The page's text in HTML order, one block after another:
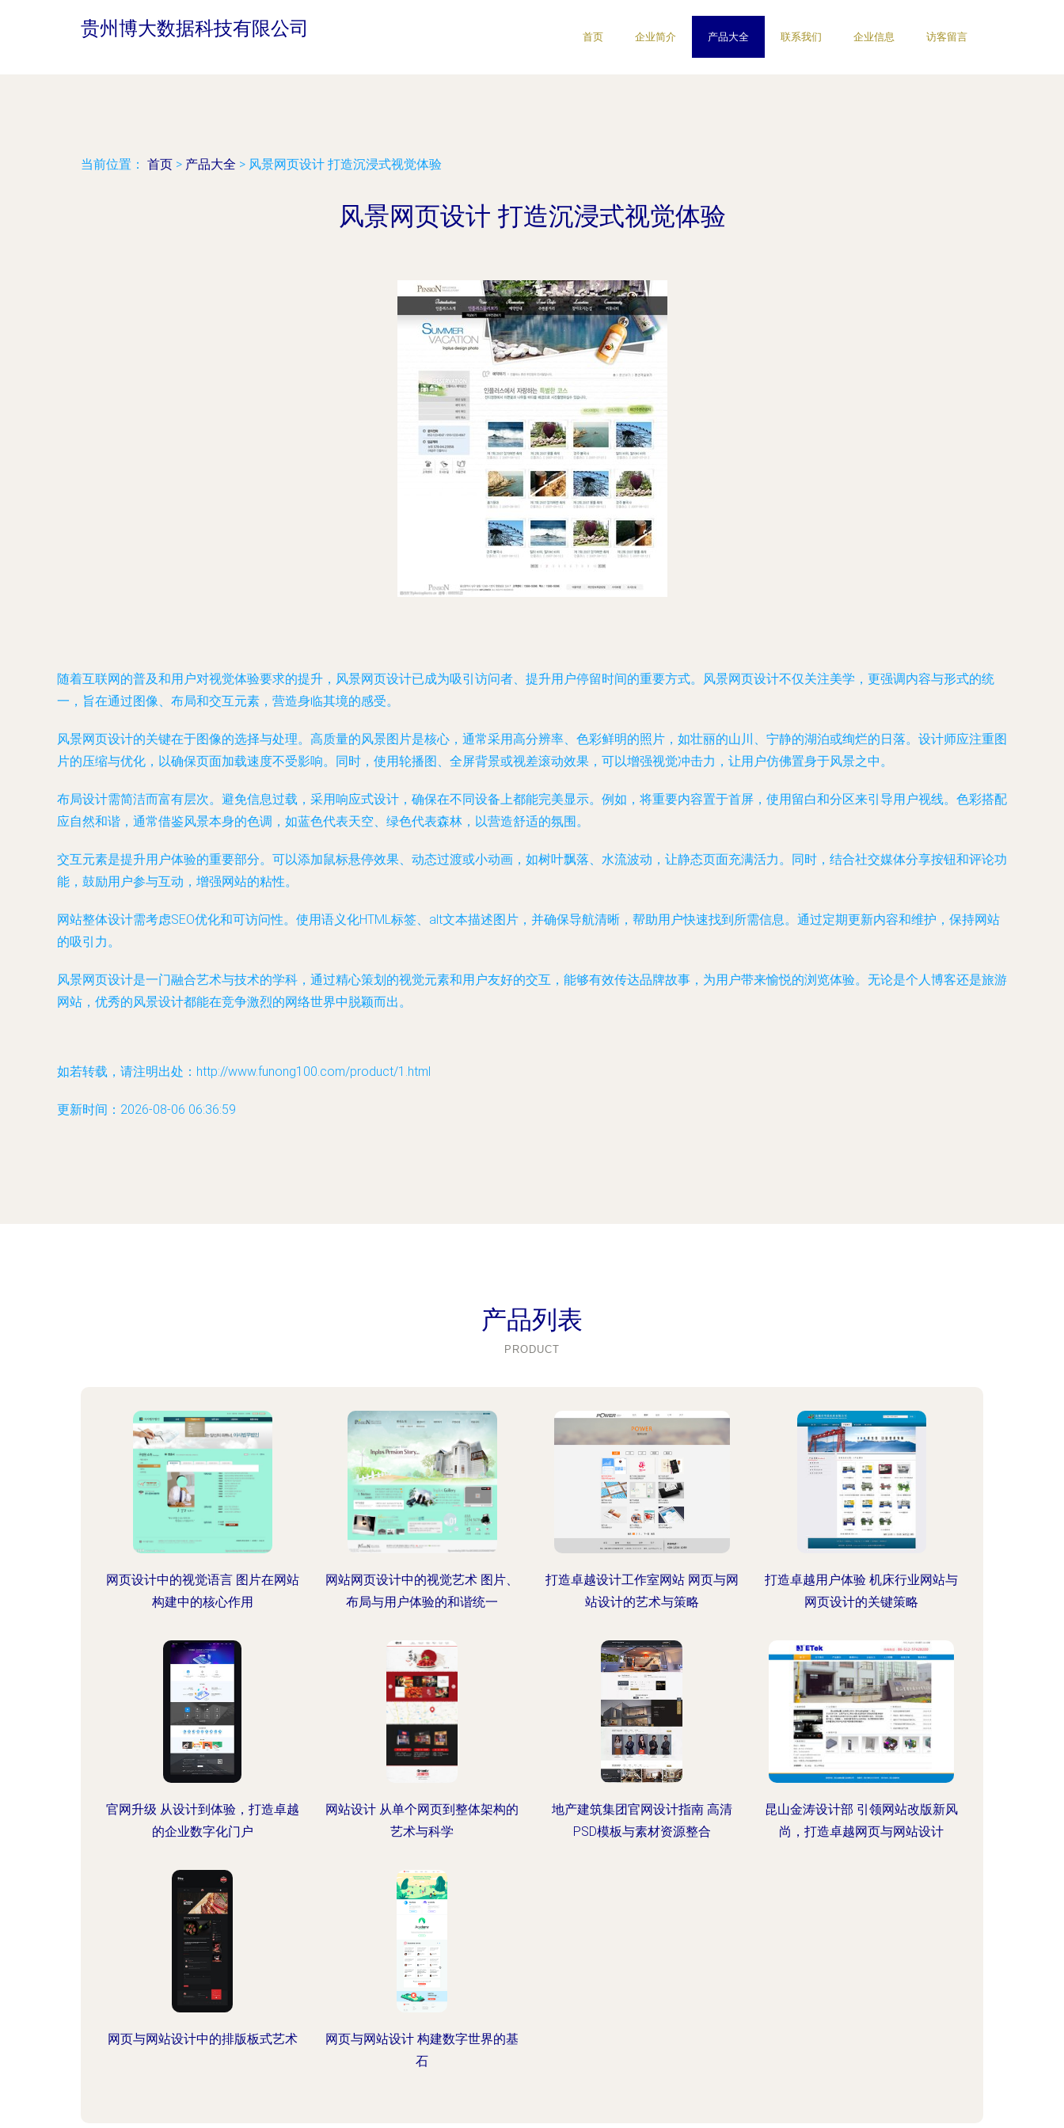
贵州博大数据科技有限公司 首页 企业简介 产品大全 联系我们 企业信息 访客留言
当前位置： 首页 > 产品大全 > 风景网页设计 打造沉浸式视觉体验
风景网页设计 打造沉浸式视觉体验
随着互联网的普及和用户对视觉体验要求的提升，风景网页设计已成为吸引访问者、提升用户停留时间的重要方式。风景网页设计不仅关注美学，更强调内容与形式的统
一，旨在通过图像、布局和交互元素，营造身临其境的感受。
风景网页设计的关键在于图像的选择与处理。高质量的风景图片是核心，通常采用高分辨率、色彩鲜明的照片，如壮丽的山川、宁静的湖泊或绚烂的日落。设计师应注重图
片的压缩与优化，以确保页面加载速度不受影响。同时，使用轮播图、全屏背景或视差滚动效果，可以增强视觉冲击力，让用户仿佛置身于风景之中。
布局设计需简洁而富有层次。避免信息过载，采用响应式设计，确保在不同设备上都能完美显示。例如，将重要内容置于首屏，使用留白和分区来引导用户视线。色彩搭配
应自然和谐，通常借鉴风景本身的色调，如蓝色代表天空、绿色代表森林，以营造舒适的氛围。
交互元素是提升用户体验的重要部分。可以添加鼠标悬停效果、动态过渡或小动画，如树叶飘落、水流波动，让静态页面充满活力。同时，结合社交媒体分享按钮和评论功
能，鼓励用户参与互动，增强网站的粘性。
网站整体设计需考虑SEO优化和可访问性。使用语义化HTML标签、alt文本描述图片，并确保导航清晰，帮助用户快速找到所需信息。通过定期更新内容和维护，保持网站
的吸引力。
风景网页设计是一门融合艺术与技术的学科，通过精心策划的视觉元素和用户友好的交互，能够有效传达品牌故事，为用户带来愉悦的浏览体验。无论是个人博客还是旅游
网站，优秀的风景设计都能在竞争激烈的网络世界中脱颖而出。
如若转载，请注明出处：http://www.funong100.com/product/1.html
更新时间：2026-08-06 06:36:59
产品列表
PRODUCT
网页设计中的视觉语言 图片在网站
构建中的核心作用
网站网页设计中的视觉艺术 图片、
布局与用户体验的和谐统一
打造卓越设计工作室网站 网页与网
站设计的艺术与策略
打造卓越用户体验 机床行业网站与
网页设计的关键策略
官网升级 从设计到体验，打造卓越
的企业数字化门户
网站设计 从单个网页到整体架构的
艺术与科学
地产建筑集团官网设计指南 高清
PSD模板与素材资源整合
昆山金涛设计部 引领网站改版新风
尚，打造卓越网页与网站设计
网页与网站设计中的排版板式艺术
网页与网站设计 构建数字世界的基
石